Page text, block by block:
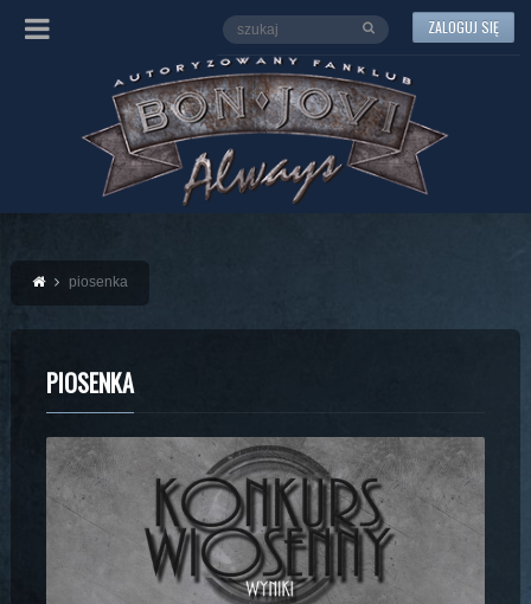
ZALOGUJ SIĘ
piosenka
PIOSENKA